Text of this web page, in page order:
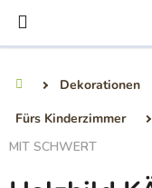
Inhalt
springen
Dekorationen
Fürs Kinderzimmer
MIT SCHWERT